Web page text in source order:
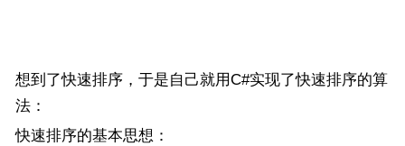
想到了快速排序，于是自己就用C#实现了快速排序的算
法：
快速排序的基本思想：